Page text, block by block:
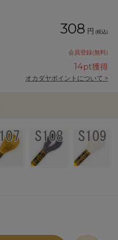
308 円 (税込)
会員登録(無料)
14pt獲得
オカダヤポイントについて >